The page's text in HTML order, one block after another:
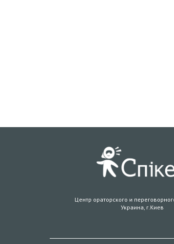
Центр ораторского и
Украина, г.Киев